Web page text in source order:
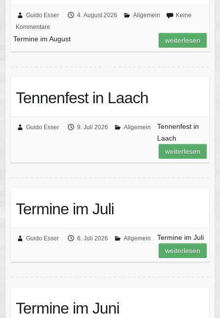
Guido Esser 4. August 2026 Allgemein
Keine
Kommentare
Termine im August weiterlesen
Tennenfest in Laach
Guido Esser 9. Juli 2026 Allgemein
Tennenfest in
Laach
weiterlesen
Termine im Juli
Guido Esser 6. Juli 2026 Allgemein
Termine im Juli
weiterlesen
Termine im Juni